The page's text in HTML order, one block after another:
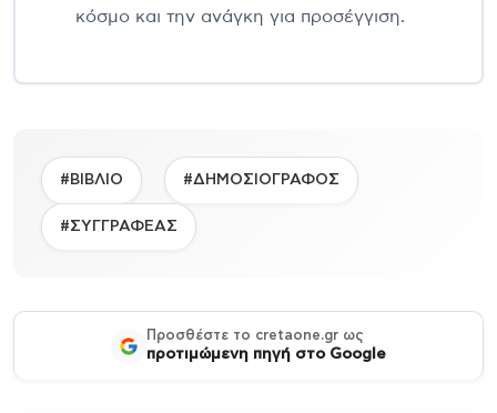
κόσμο και την ανάγκη για προσέγγιση.
#ΒΙΒΛΙΟ #ΔΗΜΟΣΙΟΓΡΑΦΟΣ
#ΣΥΓΓΡΑΦΕΑΣ
Προσθέστε το cretaone.gr ως
προτιμώμενη πηγή στο Google